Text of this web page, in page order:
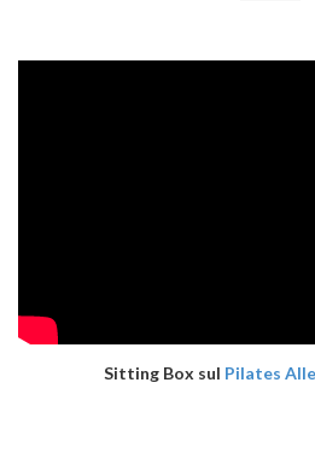
Sitting Box sul Pilates